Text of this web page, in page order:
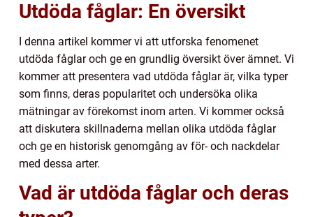
Utdöda fåglar: En översikt
I denna artikel kommer vi att utforska fenomenet
utdöda fåglar och ge en grundlig översikt över ämnet. Vi
kommer att presentera vad utdöda fåglar är, vilka typer
som finns, deras popularitet och undersöka olika
mätningar av förekomst inom arten. Vi kommer också
att diskutera skillnaderna mellan olika utdöda fåglar
och ge en historisk genomgång av för- och nackdelar
med dessa arter.
Vad är utdöda fåglar och deras